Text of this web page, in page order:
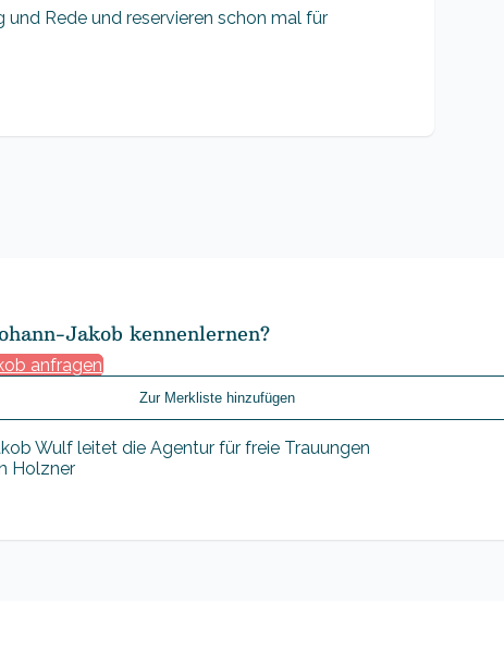
Rede und reservieren schon mal für
Jakob kennenlernen?
anfragen
Zur Merkliste hinzufügen
Holzner